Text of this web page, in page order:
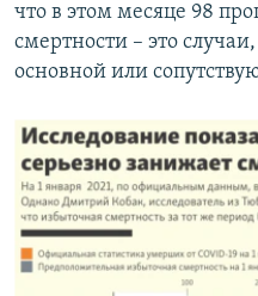
что в этом месяце 98
смертности – это
основной или